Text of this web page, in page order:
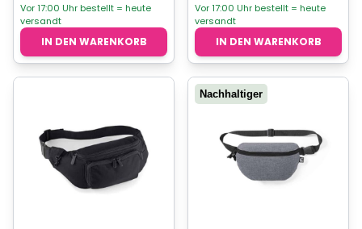
Vor 17:00 Uhr bestellt = heute
versandt
IN DEN WARENKORB
Vor 17:00 Uhr bestellt = heute
versandt
IN DEN WARENKORB
Nachhaltiger